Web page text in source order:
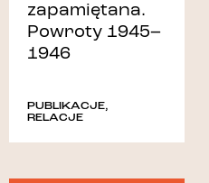
zapamiętana.
Powroty 1945–
1946
PUBLIKACJE,
RELACJE